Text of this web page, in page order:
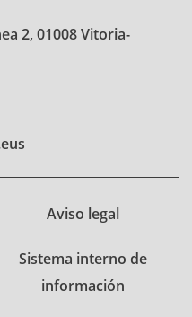
2, 01008 Vitoria-
Aviso legal
Sistema interno de
información